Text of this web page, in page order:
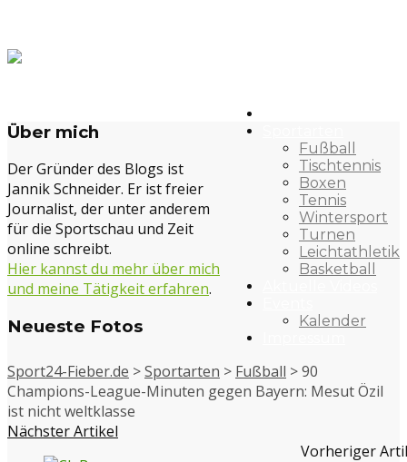
Fußball
Tischtennis
Boxen
Tennis
Wintersport
Turnen
Leichtathletik
Basketball
Kalender
Sport24-Fieber.de >Sportarten > Fußball > 90
Champions-League-Minuten gegen Bayern: Mesut Özil
ist nicht weltklasse
Nächster Artikel
Vorheriger
Über mich
Der Gründer des Blogs ist
Jannik Schneider. Er ist freier
Journalist, der unter anderem
für die Sportschau und Zeit
online schreibt.
Hier kannst du mehr über mich
und meine Tätigkeit erfahren.
Neueste Fotos